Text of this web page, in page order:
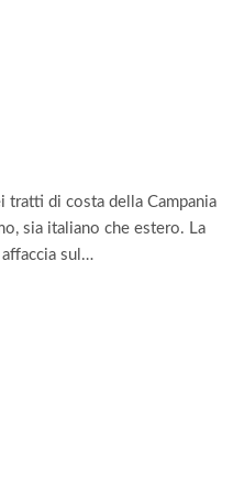
tratti di costa della Campania
sia italiano che estero. La
sul…